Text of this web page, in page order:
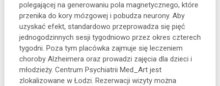
polegającej na generowaniu pola magnetycznego, które
przenika do kory mózgowej i pobudza neurony. Aby
uzyskać efekt, standardowo przeprowadza się pięć
jednogodzinnych sesji tygodniowo przez okres czterech
tygodni. Poza tym placówka zajmuje się leczeniem
choroby Alzheimera oraz prowadzi zajęcia dla dzieci i
młodzieży. Centrum Psychiatrii Med_Art jest
zlokalizowane w Łodzi. Rezerwacji wizyty można